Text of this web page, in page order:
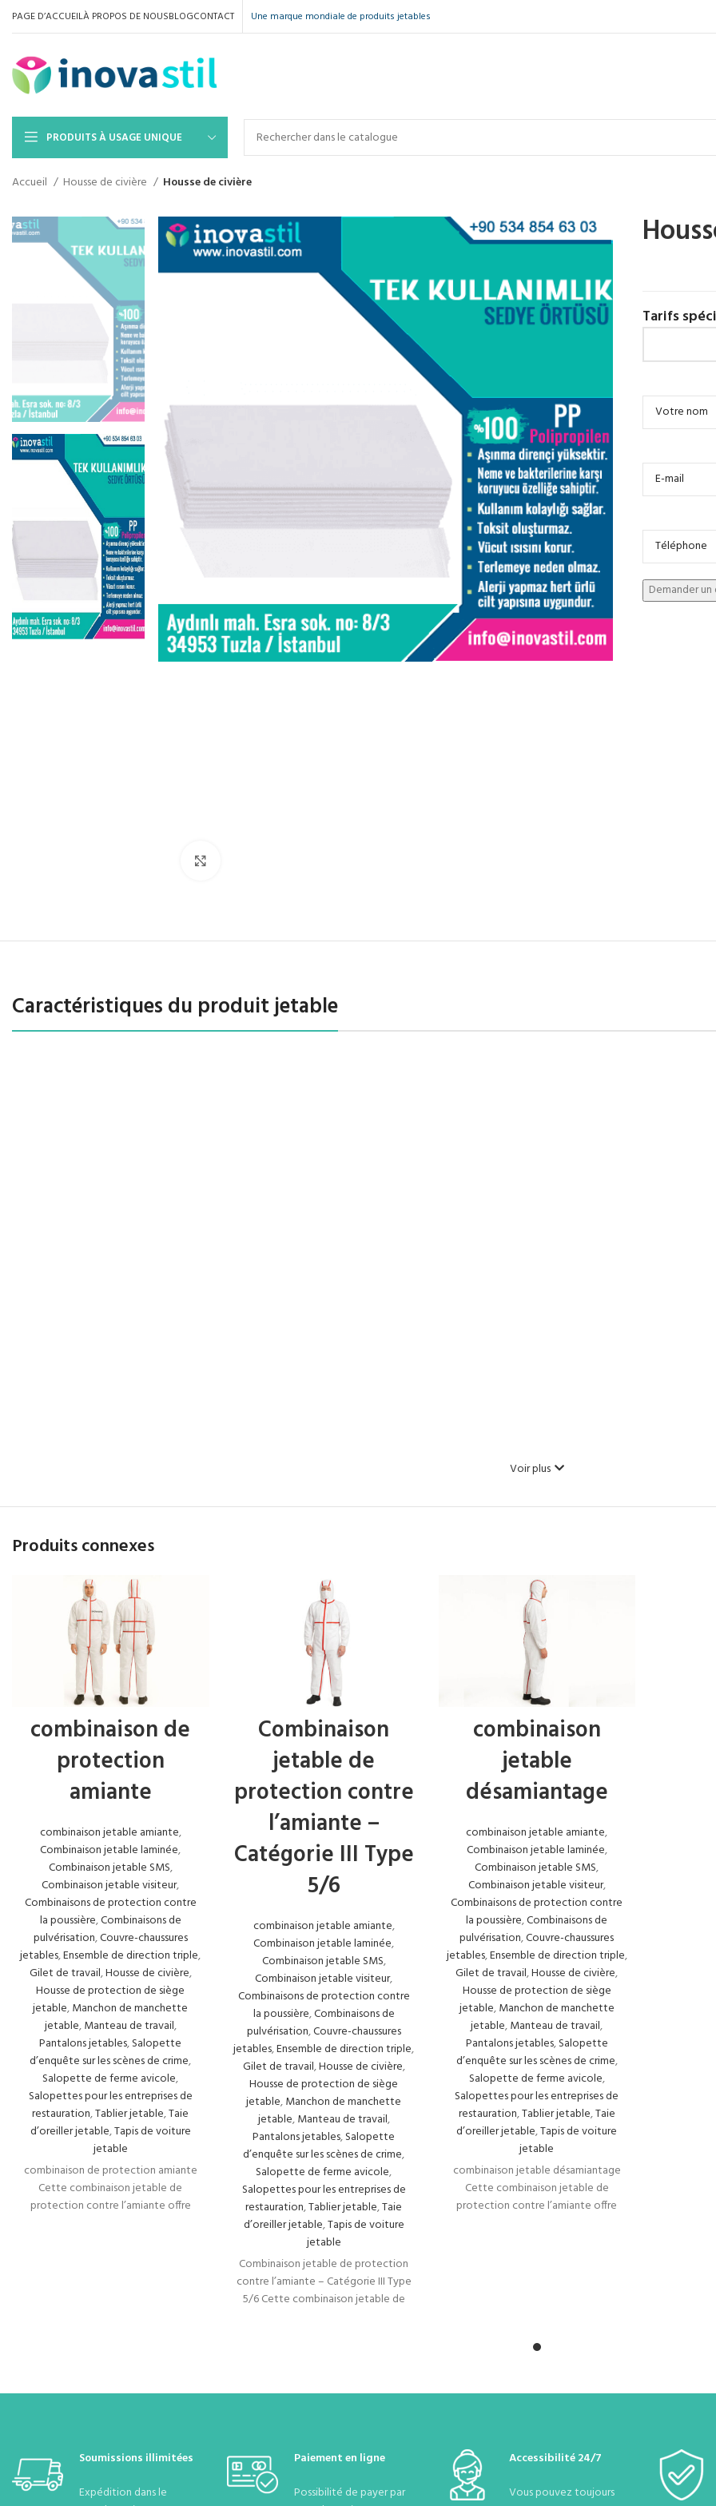
PAGE D’ACCUEILÀ PROPOS DE NOUSBLOGCONTACT Une marque mondiale de produits jetables
PRODUITS À USAGE UNIQUE
Accueil Housse de civière Housse de civière
Tarifs
Caractéristiques du produit jetable
Voir plus
Produits connexes
combinaison de
protection
amiante
combinaison jetable amiante,
Combinaison jetable laminée,
Combinaison jetable SMS,
Combinaison jetable visiteur,
Combinaisons de protection contre
la poussière,Combinaisons de
pulvérisation,Couvre-chaussures
jetables,Ensemble de direction triple,
Gilet de travail,Housse de civière,
Housse de protection de siège
jetable,Manchon de manchette
jetable,Manteau de travail,
Pantalons jetables,Salopette
d’enquête sur les scènes de crime,
Salopette de ferme avicole,
Salopettes pour les entreprises de
restauration,Tablier jetable,Taie
d’oreiller jetable,Tapis de voiture
jetable
combinaison de protection amiante
Cette combinaison jetable de
protection contre l’amiante offre
Combinaison
jetable de
protection contre
l’amiante –
Catégorie III Type
5/6
combinaison jetable amiante,
Combinaison jetable laminée,
Combinaison jetable SMS,
Combinaison jetable visiteur,
Combinaisons de protection contre
la poussière,Combinaisons de
pulvérisation,Couvre-chaussures
jetables,Ensemble de direction triple,
Gilet de travail,Housse de civière,
Housse de protection de siège
jetable,Manchon de manchette
jetable,Manteau de travail,
Pantalons jetables,Salopette
d’enquête sur les scènes de crime,
Salopette de ferme avicole,
Salopettes pour les entreprises de
restauration,Tablier jetable,Taie
d’oreiller jetable,Tapis de voiture
jetable
Combinaison jetable de protection
contre l’amiante – Catégorie III Type
5/6 Cette combinaison jetable de
combinaison
jetable
désamiantage
combinaison jetable amiante,
Combinaison jetable laminée,
Combinaison jetable SMS,
Combinaison jetable visiteur,
Combinaisons de protection contre
la poussière,Combinaisons de
pulvérisation,Couvre-chaussures
jetables,Ensemble de direction triple,
Gilet de travail,Housse de civière,
Housse de protection de siège
jetable,Manchon de manchette
jetable,Manteau de travail,
Pantalons jetables,Salopette
d’enquête sur les scènes de crime,
Salopette de ferme avicole,
Salopettes pour les entreprises de
restauration,Tablier jetable,Taie
d’oreiller jetable,Tapis de voiture
jetable
combinaison jetable désamiantage
Cette combinaison jetable de
protection contre l’amiante offre
Soumissions illimitées
Expédition dans le
Paiement en ligne
Possibilité de payer par
Accessibilité 24/7
Vous pouvez toujours